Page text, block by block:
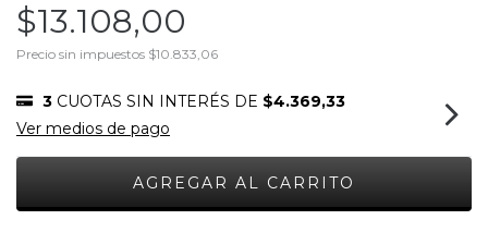
$13.108,00
Precio sin impuestos $10.833,06
3 CUOTAS SIN INTERÉS DE $4.369,33
Ver medios de pago